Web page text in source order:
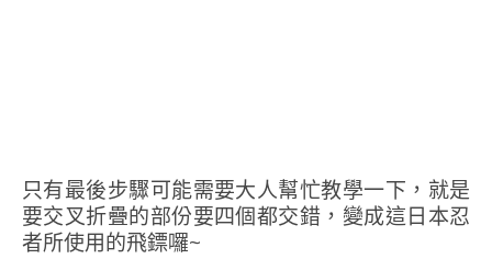
只有最後步驟可能需要大人幫忙教學一下，就是
要交叉折疊的部份要四個都交錯，變成這日本忍
者所使用的飛鏢囉~